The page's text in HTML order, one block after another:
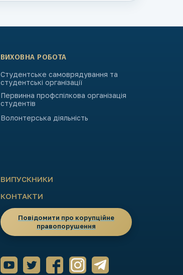
ВИХОВНА РОБОТА
Студентське самоврядування та
студентські організації
Первинна профспілкова організація
студентів
Волонтерська діяльність
ВИПУСКНИКИ
КОНТАКТИ
Повідомити про корупційне
правопорушення